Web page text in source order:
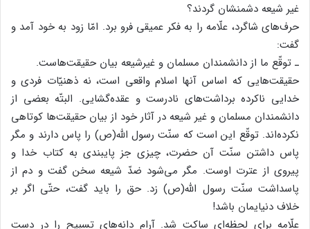
غیر شیعه دشمنشان گردند؟
حرف‌های شاگرد، علّامه را به فکر عمیقی فرو برد. امّا زود به خود آمد و
گفت:
ـ توقّع ما از دانشمندان مسلمان و غیرشیعه بیان حقیقت‌هاست.
حقیقت‌هایی که اساس آنها اسلام واقعی است، نه ذهنیّات فردی و
خدایی ناکرده برداشت‌های نادرست و عقده‌گشایی. البتّه بعضی از
دانشمندان مسلمان و غیر شیعه در آثار خود از بیان حقیقت‌ها کوتاهی
نکرده‌اند. توقّع این است که سنّت رسول الله(ص) را پاس دارند و مگر
پاس داشتن سنّت آن حضرت، چیزی جز پایبندی به کتاب خدا و
پیروی از عترت اوست. مگر می‌شود ضدّ شیعه سخن گفت و دم از
پاسداشت سنّت رسول الله(ص) زد. حق را باید گفت، حتّی اگر بر
خلاف دنیایمان باشد!
علّامه برای لحظه‌ای ساکت شد. آرام دانه‌های تسبیح را در دست